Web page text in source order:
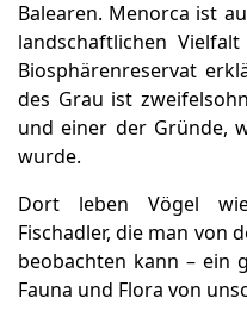
Balearen. Menorca ist
landschaftlichen
Biosphärenreservat
des Grau ist
und einer der Gründe,
wurde.
Dort leben Vögel
Fischadler, die man von
beobachten kann – ein
Fauna und Flora von